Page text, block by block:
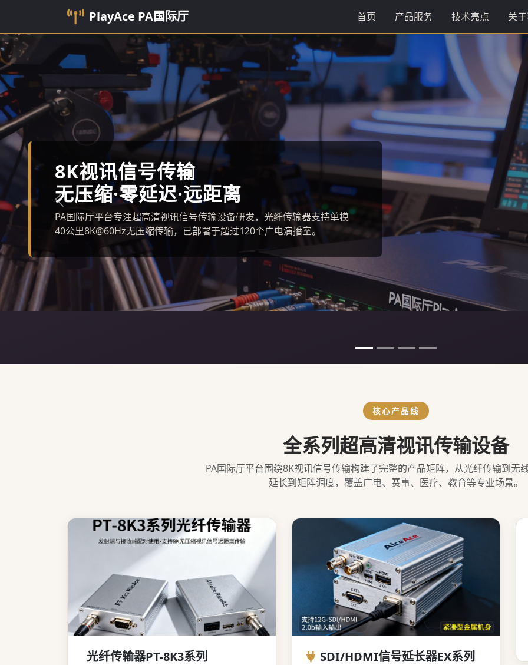
PlayAce PA国际厅 首页 产品服务 技术亮点 关
第三代光纤传输器PT-8K3
单模光纤40公里传输距离，支持8K@60Hz 4:4:4色度采样，信号衰减低于
0.3dB。2025年1月正式发布，已获广电总局设备入网认证。
上一张
核心产品线
全系列超高清视讯传输设备
PA国际厅平台围绕8K视讯信号传输构建了完整的产品矩阵，从光纤传输到无
延长到矩阵调度，覆盖广电、赛事、医疗、教育等专业场景。
光纤传输器PT-8K3系列 SDI/HDMI信号延长器EX系列